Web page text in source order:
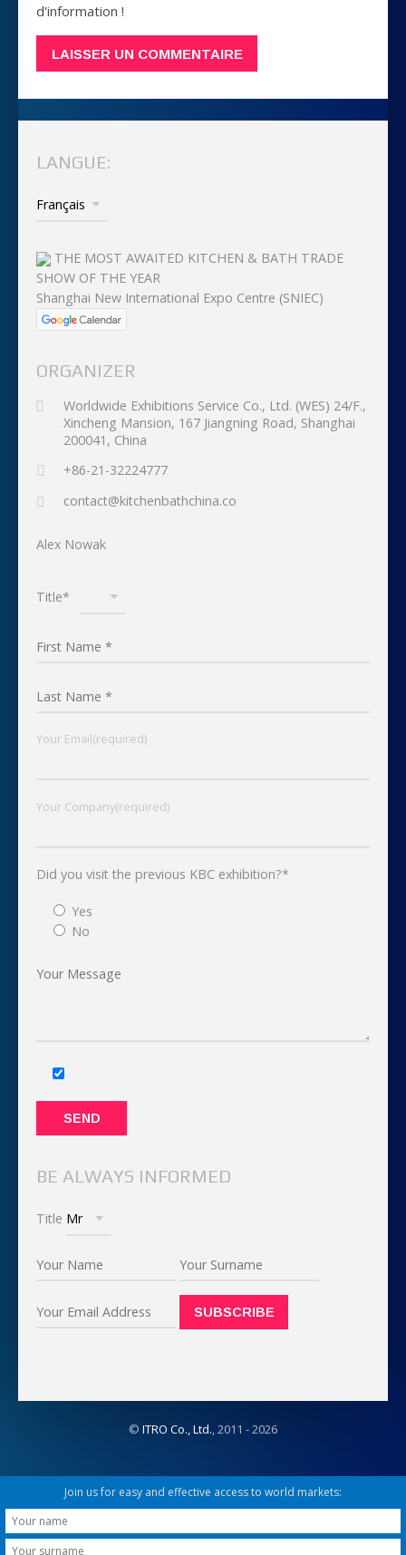
d'information !
LANGUE:
THE MOST AWAITED KITCHEN & BATH TRADE
SHOW OF THE YEAR
Shanghai New International Expo Centre (SNIEC)
ORGANIZER
Worldwide Exhibitions Service Co., Ltd. (WES) 24/F.,
Xincheng Mansion, 167 Jiangning Road, Shanghai
200041, China
+86-21-32224777
contact@kitchenbathchina.co
Alex Nowak
Title*
Your Email(required)
Your Company(required)
Did you visit the previous KBC exhibition?*
Yes
No
BE ALWAYS INFORMED
Title
© ITRO Co., Ltd. , 2011 -2026
Join us for easy and effective access to world markets: